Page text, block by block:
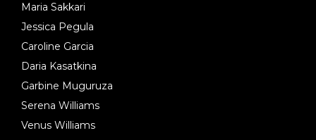
Maria Sakkari
Jessica Pegula
Caroline Garcia
Daria Kasatkina
Garbine Muguruza
Serena Williams
Venus Williams